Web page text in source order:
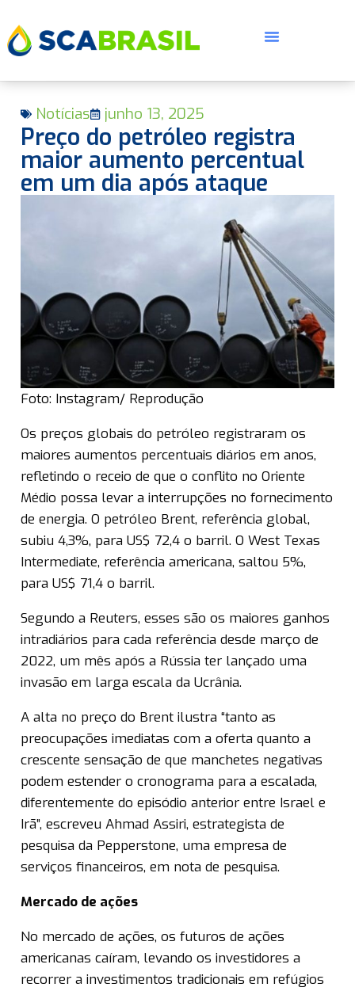
Notícias junho 13, 2025
Preço do petróleo registra
maior aumento percentual
em um dia após ataque
Foto: Instagram/ Reprodução
Os preços globais do petróleo registraram os
maiores aumentos percentuais diários em anos,
refletindo o receio de que o conflito no Oriente
Médio possa levar a interrupções no fornecimento
de energia. O petróleo Brent, referência global,
subiu 4,3%, para US$ 72,4 o barril. O West Texas
Intermediate, referência americana, saltou 5%,
para US$ 71,4 o barril.
Segundo a Reuters, esses são os maiores ganhos
intradiários para cada referência desde março de
2022, um mês após a Rússia ter lançado uma
invasão em larga escala da Ucrânia.
A alta no preço do Brent ilustra “tanto as
preocupações imediatas com a oferta quanto a
crescente sensação de que manchetes negativas
podem estender o cronograma para a escalada,
diferentemente do episódio anterior entre Israel e
Irã”, escreveu Ahmad Assiri, estrategista de
pesquisa da Pepperstone, uma empresa de
serviços financeiros, em nota de pesquisa.
Mercado de ações
No mercado de ações, os futuros de ações
americanas caíram, levando os investidores a
recorrer a investimentos tradicionais em refúgios